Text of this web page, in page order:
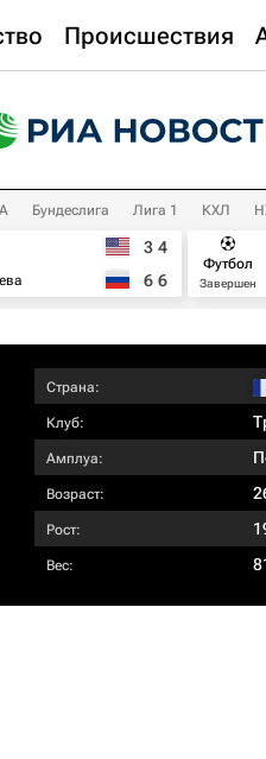
Происшествия
Бундеслига Лига 1 КХЛ
3 4
6 6
Футбол
Завершен
Страна:
Клуб:
Амплуа:
Возраст:
Рост:
Вес: